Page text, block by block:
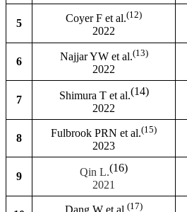
5 Coyer F et al.(12)
2022
6 Najjar YW et al.(13)
2022
7 Shimura T et al.(14)
2022
8 Fulbrook PRN et al.(15)
2023
9 Qin L.(16)
2021
(17)